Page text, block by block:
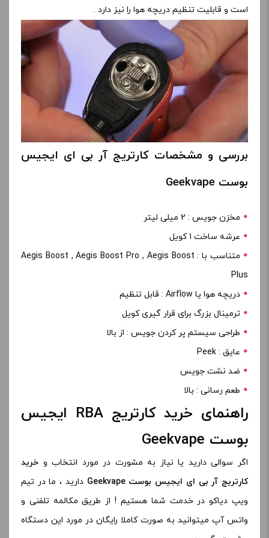
است و قابلیت تنظیم دریچه هوا را نیز دارد .
بررسی و مشخصات کارتریج آر بی ای ایجیس
بوست Geekvape
مخزن جویس : 2 میلی لیتر
عرشه ساخت 1 کویل
متناسب با : Aegis Boost , Aegis Boost Pro , Aegis Boost
Plus
دریچه هوا یا Airflow : قابل تنظیم
ترمینال بزرگ برای قرار گیری کویل
طراحی سیستم پر کردن جویس : از بالا
عایق : Peek
ضد نشت جویس
طعم رسانی : بالا
راهنمای خرید کارتریج RBA ایجیس
بوست Geekvape
اگر سوالی دارید یا نیاز به مشورت در مورد انتخاب و خرید
کارتریج آر بی ای ایجیس بوست Geekvape
دارید ، ما در تیم
ویپ دیاکو در خدمت شما هستیم ! از طریق مکالمه تلفنی و
واتس آپ میتوانید به صورت کاملا رایگان در مورد این دستگاه